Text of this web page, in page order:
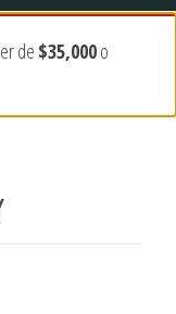
de $35,000o